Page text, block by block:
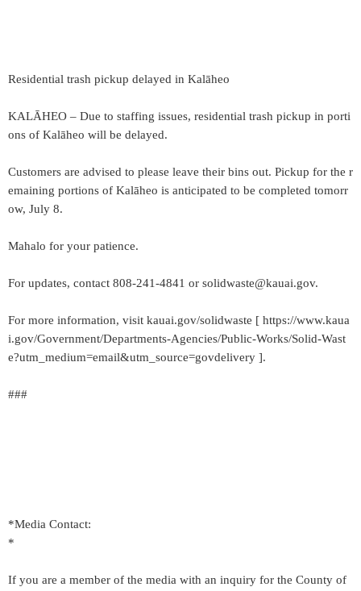
Residential trash pickup delayed in Kalāheo
KALĀHEO – Due to staffing issues, residential trash pickup in porti
ons of Kalāheo will be delayed.
Customers are advised to please leave their bins out. Pickup for the r
emaining portions of Kalāheo is anticipated to be completed tomorr
ow, July 8.
Mahalo for your patience.
For updates, contact 808-241-4841 or solidwaste@kauai.gov.
For more information, visit kauai.gov/solidwaste [ https://www.kaua
i.gov/Government/Departments-Agencies/Public-Works/Solid-Wast
e?utm_medium=email&utm_source=govdelivery ].
###
*Media Contact:
*
If you are a member of the media with an inquiry for the County of